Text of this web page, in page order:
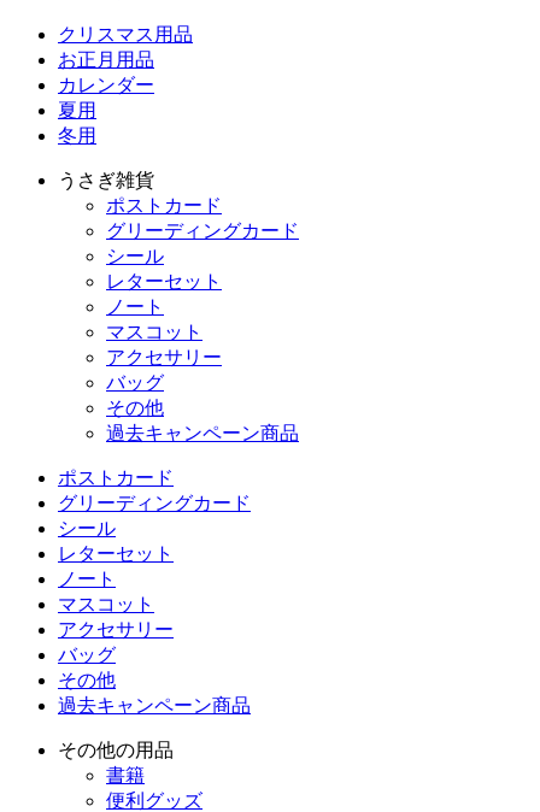
クリスマス用品
お正月用品
カレンダー
夏用
冬用
うさぎ雑貨
ポストカード
グリーディングカード
シール
レターセット
ノート
マスコット
アクセサリー
バッグ
その他
過去キャンペーン商品
ポストカード
グリーディングカード
シール
レターセット
ノート
マスコット
アクセサリー
バッグ
その他
過去キャンペーン商品
その他の用品
書籍
便利グッズ